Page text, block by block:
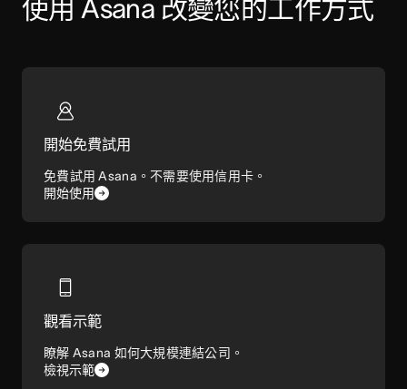
使用 Asana 改變您的工作方式
開始免費試用
免費試用 Asana。不需要使用信用卡。
開始使用
觀看示範
瞭解 Asana 如何大規模連結公司。
檢視示範